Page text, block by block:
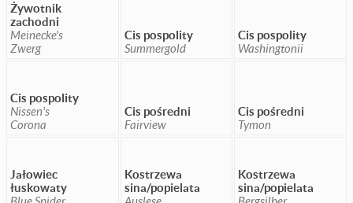
Żywotnik
zachodni
Meinecke's
Zwerg
Cis pospolity
Summergold
Cis pospolity
Washingtonii
Cis pospolity
Nissen's
Corona
Cis pośredni
Fairview
Cis pośredni
Tymon
Jałowiec
łuskowaty
Kostrzewa
sina/popielata
Kostrzewa
sina/popielata